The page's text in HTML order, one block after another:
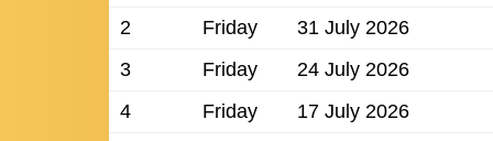
2
Friday
31 July 2026
3
Friday
24 July 2026
4
Friday
17 July 2026